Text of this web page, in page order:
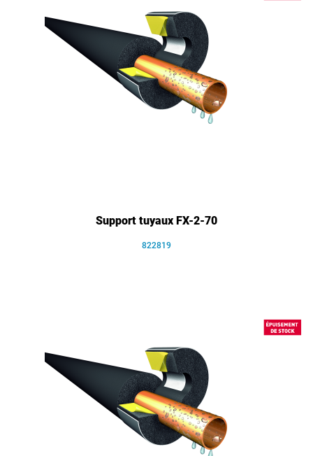
Support tuyaux FX-2-70
822819